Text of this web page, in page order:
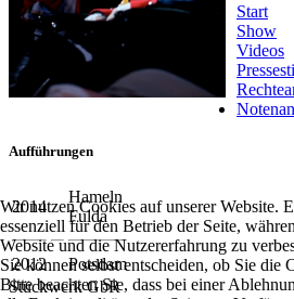
Start
Show
Videos
Aufführungen
2014
Hameln
Fulda
2012
Potsdam
Stückwerk GbR
Wir nutzen Cookies auf unserer Website.
essenziell für den Betrieb der Seite,
Website und die Nutzererfahrung zu
Sie können selbst entscheiden, ob Sie die
Bitte beachten Sie, dass bei einer